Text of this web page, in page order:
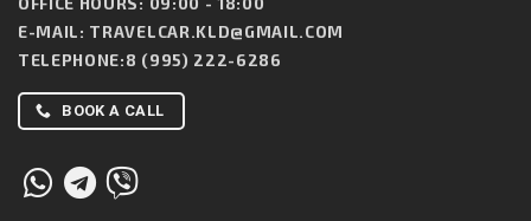
E-MAIL: TRAVELCAR.KLD@GMAIL.COM
TELEPHONE:8 (995) 222-6286
BOOK A CALL